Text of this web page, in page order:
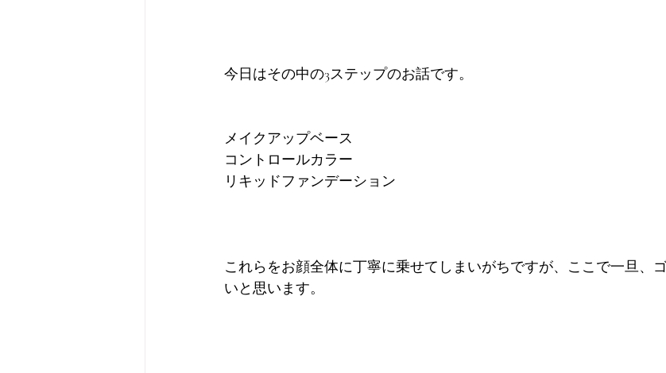
今日はその中の3ステップのお話です。
メイクアップベース
コントロールカラー
リキッドファンデーション
これらをお顔全体に丁寧に乗せてしまいがちですが、ここで一旦、
いと思います。